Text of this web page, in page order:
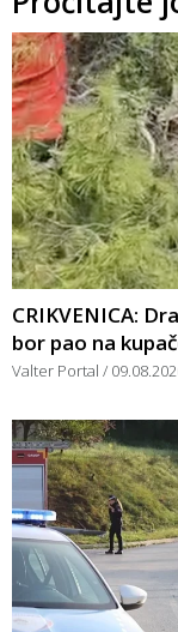
CRIKVENICA:
bor pao na
Valter Portal